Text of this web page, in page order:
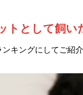
トとして飼
ンキングにしてご紹介